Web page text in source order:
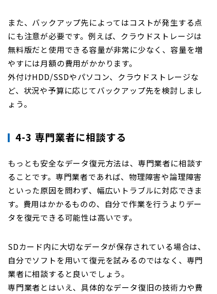
また、バックアップ先によってはコストが発生する点
にも注意が必要です。例えば、クラウドストレージは
無料版だと使用できる容量が非常に少なく、容量を増
やすには月額の費用がかかります。
外付けHDD/SSDやパソコン、クラウドストレージな
ど、状況や予算に応じてバックアップ先を検討しまし
ょう。
4-3 専門業者に相談する
もっとも安全なデータ復元方法は、専門業者に相談す
ることです。専門業者であれば、物理障害や論理障害
といった原因を問わず、幅広いトラブルに対応できま
す。費用はかかるものの、自分で作業を行うよりデー
タを復元できる可能性は高いです。
SDカード内に大切なデータが保存されている場合は、
自分でソフトを用いて復元を試みるのではなく、専門
業者に相談すると良いでしょう。
専門業者とはいえ、具体的なデータ復旧の技術力や費